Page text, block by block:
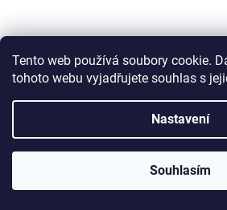
Tento web používá soubory cookie.
tohoto webu vyjadřujete souhlas s
Nastavení
Souhlasím
1 099 Kč
6 39 1/3 6,5 40